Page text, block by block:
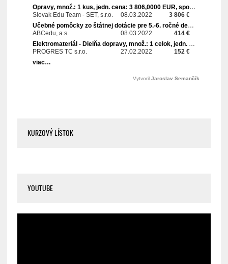
KURZOVÝ LÍSTOK
YOUTUBE